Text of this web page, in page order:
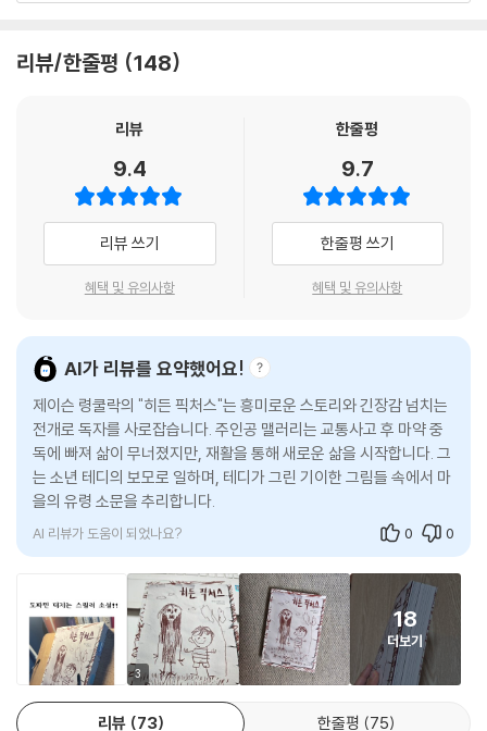
그는 신문을 접고 미소 짓는다. “네가 여기 올 것 같았어. 어떻게 됐는지 궁
금하구나. 전부 다 말해봐.”
“무슨 일이 있었는데?”
“비장의 카드가 재앙이었어요. 안 통했어요.”
러셀은 웃기 시작한다. “퀸, 그 집 엄마가 벌써 나한테 전화했어. 10분 전
에. 네가 그 집을 나서자마자.”
“다른 집에 혹시 널 빼앗길까 봐 걱정하더구나. 최대한 빨리 일을 시작해
잠시 소파에 누워야지 했는데, 눈을 떠보니 테디가 옆에 서서 내 몸을 흔들
고 있다.
일어나 앉아보니 실내의 빛이 바뀌어 있다. 거의 세 시다. “그럼, 그러자. 수
영복 가져와.”
테디는 내게 그림 한 장을 건네고 방 밖으로 뛰어간다. 이전 그림에 나왔던
어둡고 울창한 숲이다. 한데 이번에는 한 남자가 삽으로 큰 구덩이에 흙을
던져 넣고 있고, 구덩이 밑바닥에는 애냐의 몸이 아무렇게나 구겨져 있다.
테디는 수영복을 입고 가족실로 돌아온다. “준비됐어요?”
“잠깐만, 테디. 이건 뭐야?”
“뭐가요?”
“이 사람은 누구야? 구덩이 안에?”
“애냐.”
“그리고 이 남자는?”
“몰라요.”
해독하고 비밀을 밝혀낼 수 있을 것인가.
감싸고 테디의 그림은 이를 더욱 더 생생하고 실감 나게 뒷받침한다. 독자
들은 작가가 깔아둔 영리하고 창의적으로 단서들을 따라가며 서스펜스의
진수를 맛보게 될 것이다.
서사와 그림의 만남, 더욱 극대화되는 공포와 스릴!
점점 기괴하고 정교해지는 그림이 가리키는 것은 과연 무엇일까?
당기는 흥미로운 방법으로 삽화를 활용했다. 어릴 적부터 초자연적인 존재
가 등장하는 공포 영화를 좋아했던 그는 이러한 장면을 떠올렸다. “엄마와
아빠가 부엌에서 싸우는 동안 어린 자녀는 크레용으로 테이블에 그림을 그
립니다. 엄마는 밤에 이상한 소리가 들려서 걱정이 됩니다. 아빠는 바람(또
는 나뭇가지, 너구리) 때문이라고 주장합니다. 그런 다음 아이가 신비로운
미소를 지으며 부엌을 나서고, 카메라가 테이블로 미끄러지듯 넘어가면서
아이의 작품, 즉 핏빛 크레용으로 뒤덮인 서툰 솜씨의 가족 초상화가 드러
납니다. ‘MURDER’라는 단어의 철자가 거꾸로 쓰여있습니다. 그리고 엄마
와 아빠의 머리가 잘립니다!” 저자는 어린아이들이 그린 서툰 그림에서 믿
을 수 없을 정도로 소름 끼치는 무언가를 느끼곤 했다고 한다. 그리고 이러
한 관심은 이상하고 섬뜩한 그림을 그리는 아이가 등장하는 새로운 소설인
《히든 픽처스》를 집필하도록 이끌었다. 그는 소설이 자신의 구상에 완벽한
매개체라고 판단했는데, 책에 실제 그림을 삽입할 수 있고, 독자들은 원하
는 만큼 오랫동안 그림을 볼 수 있기 때문이다. 그리고 이야기에 수수께끼
가 있다면, 그림은 그 해결에 대한 미묘한 단서를 제공할 수 있다. 작가는
- 크라임리드
1인칭 시점의 내레이션이 매력적이고, 다섯 살 아이의 캐릭터는 너무 입체
- 커커스 리뷰
장르의 규칙을 정확히 꿰뚫고 있으면서도 이것을 비틀고 새로운 규칙을 만
들어낼 줄 아는, 보석 같은 재능이 빛나는 소설이다. 문학적?시각적 관점
- 스콧 프랭크 (<퀸스 갬빗>의 작가 겸 감독)
똑똑하고, 오싹하고, 능수능란한 플롯을 가진 이 소설은 내가 최근 몇 년간
읽은 것 중 최고다. 이 장르의 고전이 될 운명이다.
- 랜섬 릭스 (《미스 페레그린과 이상한 아이들의 집》작가)
훌륭하고 독창적인 초자연 스릴러다. 책을 읽는 며칠 동안 내 인생은 이 책
에 완전히 납치되었다. 상처 입은 과거를 딛고 용감하게 나아가는 주인공
캐릭터는 내 마음을 훔쳤고, 초자연적 경이로움에 빠진 그녀의 모습은 내
상상력을 사로잡았다.
- 조 힐 (소설가)
리뷰/한줄평 148
리뷰
9.4
리뷰 쓰기
혜택 및 유의사항
한줄평
9.7
한줄평 쓰기
혜택 및 유의사항
AI가 리뷰를 요약했어요!
제이슨 령쿨락의 "히든 픽처스"는 흥미로운 스토리와 긴장감 넘치는
전개로 독자를 사로잡습니다. 주인공 맬러리는 교통사고 후 마약 중
독에 빠져 삶이 무너졌지만, 재활을 통해 새로운 삶을 시작합니다. 그
는 소년 테디의 보모로 일하며, 테디가 그린 기이한 그림들 속에서 마
을의 유령 소문을 추리합니다.
AI 리뷰가 도움이 되었나요? 0 0
3
18
더보기
리뷰 73 한줄평 75